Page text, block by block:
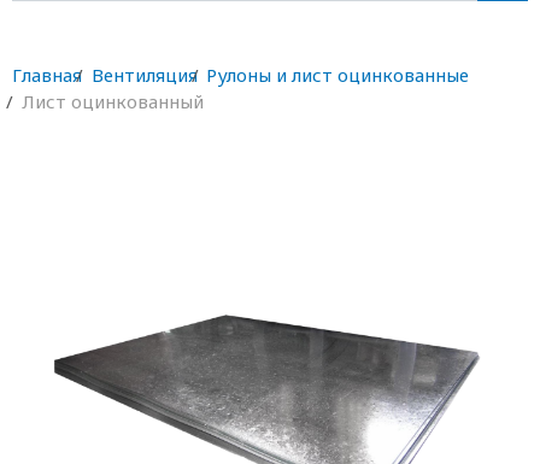
Главная Вентиляция Рулоны и лист оцинкованные
Лист оцинкованный